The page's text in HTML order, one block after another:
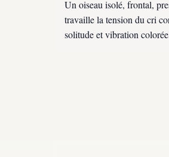
Un oiseau isolé, frontal,
travaille la tension du cri
solitude et vibration